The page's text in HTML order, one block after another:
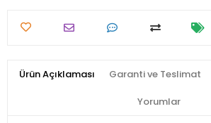
Ürün Açıklaması Garanti ve Teslimat
Yorumlar